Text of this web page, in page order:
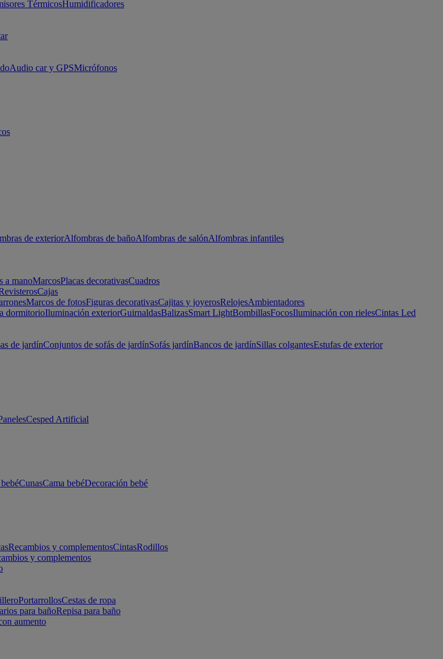
TérmicosHumidificadores
Audio car y GPSMicrófonos
de exteriorAlfombras de bañoAlfombras de salónAlfombras infantiles
a manoMarcosPlacas decorativasCuadros
Cajas
Marcos de fotosFiguras decorativasCajitas y joyerosRelojesAmbientadores
dormitorioIluminación exteriorGuirnaldasBalizasSmart LightBombillasFocosIluminación con rielesCintas Led
de jardínConjuntos de sofás de jardínSofás jardínBancos de jardínSillas colgantesEstufas de exterior
Cesped Artificial
CunasCama bebéDecoración bebé
Recambios y complementosCintasRodillos
y complementos
PortarrollosCestas de ropa
para bañoRepisa para baño
aumento